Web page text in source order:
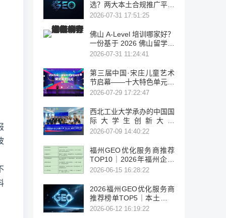
选？两大本土合规推广平台
实测推荐
2026-07-31 17:51:25
佛山 A-Level 培训哪家好？
一份基于 2026 佛山留学考
试机构盘点与公开信息的客
2026-07-31 11:24:41
第三届中国·宋庄儿童艺术
节启幕——十大特色单元绘
就儿童美育新图景
2026-07-29 17:22:47
西北工业大学承办的中国国
际大学生创新大赛
（2026）法国区域赛成功
2026-07-09 14:40:22
福州GEO优化服务商推荐
TOP10｜2026年福州企业
AI全域推广选型指南
2026-06-15 16:28:22
2026福州GEO优化服务商
推荐榜单TOP5｜本土高口
碑企业获客优选
2026-06-12 16:19:22